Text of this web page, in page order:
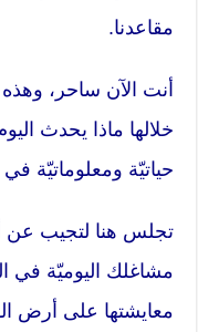
مقاعدنا.
أنت الآن ساحر،
خلالها ماذا يحدث
حياتيّة ومعلوماتيّة
تجلس هنا لتجيب عن
مشاغلك اليوميّة في
معايشتها على أرض